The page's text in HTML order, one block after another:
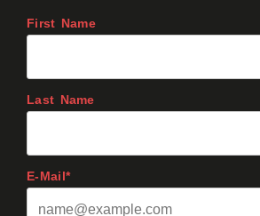
First Name
Last Name
E-Mail*